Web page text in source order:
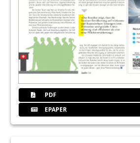
PDF
EPAPER